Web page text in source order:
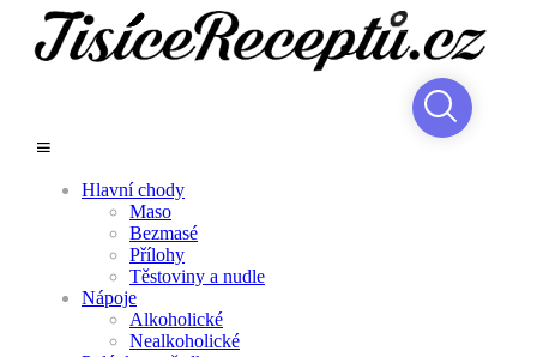
Hlavní chody
Maso
Bezmasé
Přílohy
Těstoviny a nudle
Nápoje
Alkoholické
Nealkoholické